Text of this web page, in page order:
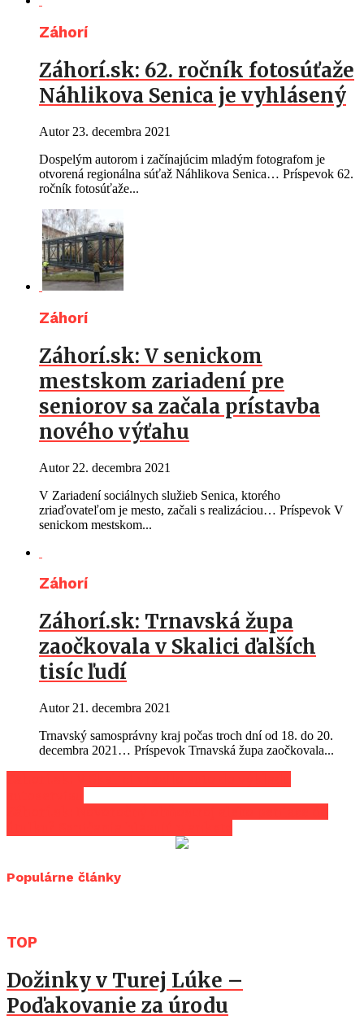
Záhorí
Záhorí.sk: 62. ročník fotosúťaže
Náhlikova Senica je vyhlásený
Autor 23. decembra 2021
Dospelým autorom i začínajúcim mladým fotografom je
otvorená regionálna súťaž Náhlikova Senica… Príspevok 62.
ročník fotosúťaže...
Záhorí
Záhorí.sk: V senickom
mestskom zariadení pre
seniorov sa začala prístavba
nového výťahu
Autor 22. decembra 2021
V Zariadení sociálnych služieb Senica, ktorého
zriaďovateľom je mesto, začali s realizáciou… Príspevok V
senickom mestskom...
Záhorí
Záhorí.sk: Trnavská župa
zaočkovala v Skalici ďalších
tisíc ľudí
Autor 21. decembra 2021
Trnavský samosprávny kraj počas troch dní od 18. do 20.
decembra 2021… Príspevok Trnavská župa zaočkovala...
Populárne články
TOP
Dožinky v Turej Lúke –
Poďakovanie za úrodu